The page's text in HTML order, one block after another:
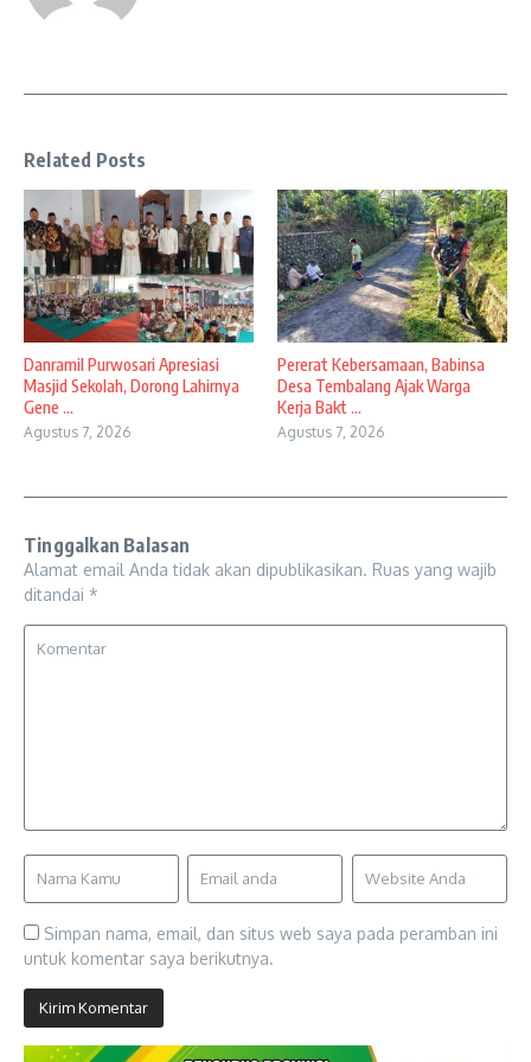
Related Posts
Danramil Purwosari Apresiasi
Masjid Sekolah, Dorong Lahirnya
Gene ...
Agustus 7, 2026
Pererat Kebersamaan, Babinsa
Desa Tembalang Ajak Warga
Kerja Bakt ...
Agustus 7, 2026
Tinggalkan Balasan
Alamat email Anda tidak akan dipublikasikan. Ruas yang wajib
ditandai *
Simpan nama, email, dan situs web saya pada peramban ini
untuk komentar saya berikutnya.